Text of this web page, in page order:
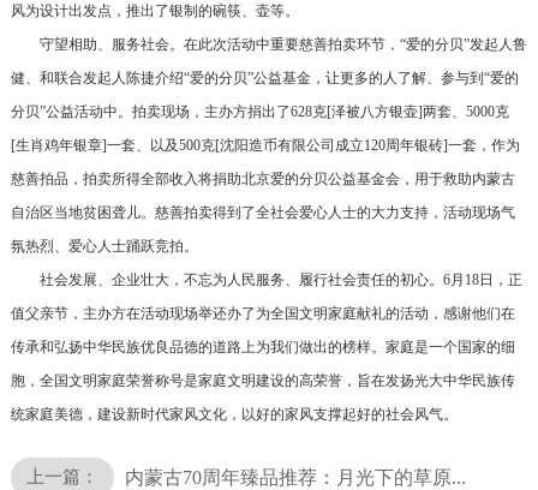
风为设计出发点，推出了银制的碗筷、壶等。
守望相助、服务社会。在此次活动中重要慈善拍卖环节，“爱的分贝”发起人鲁
健、和联合发起人陈捷介绍“爱的分贝”公益基金，让更多的人了解、参与到“爱的
分贝”公益活动中。拍卖现场，主办方捐出了628克[泽被八方银壶]两套、5000克
[生肖鸡年银章]一套、以及500克[沈阳造币有限公司成立120周年银砖]一套，作为
慈善拍品，拍卖所得全部收入将捐助北京爱的分贝公益基金会，用于救助内蒙古
自治区当地贫困聋儿。慈善拍卖得到了全社会爱心人士的大力支持，活动现场气
氛热烈、爱心人士踊跃竞拍。
社会发展、企业壮大，不忘为人民服务、履行社会责任的初心。6月18日，正
值父亲节，主办方在活动现场举还办了为全国文明家庭献礼的活动，感谢他们在
传承和弘扬中华民族优良品德的道路上为我们做出的榜样。家庭是一个国家的细
胞，全国文明家庭荣誉称号是家庭文明建设的高荣誉，旨在发扬光大中华民族传
统家庭美德，建设新时代家风文化，以好的家风支撑起好的社会风气。
上一篇： 内蒙古70周年臻品推荐：月光下的草原...